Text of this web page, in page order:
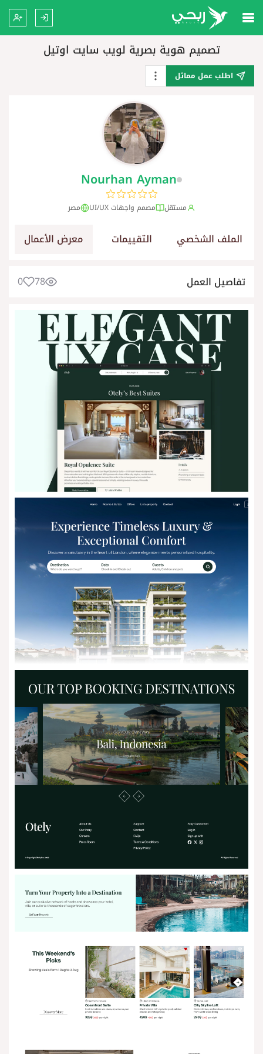
تصميم هوية بصرية لويب سايت اوتيل
اطلب عمل مماثل
Nourhan Ayman
مستقل مصمم واجهات UI/UX مصر
الملف الشخصي التقييمات معرض الأعمال
تفاصيل العمل 78
0